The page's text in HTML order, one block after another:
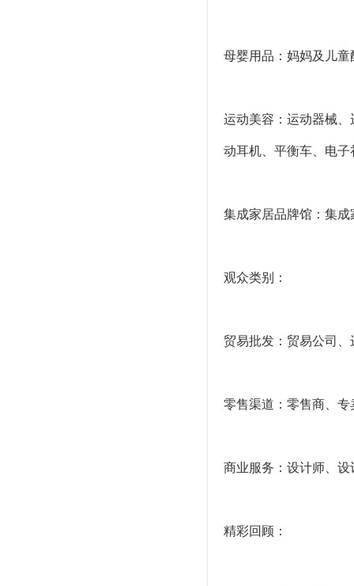
母婴用品：妈妈及儿
运动美容：运动器械
动耳机、平衡车、电子
集成家居品牌馆：集
观众类别：
贸易批发：贸易公司
零售渠道：零售商、
商业服务：设计师、
精彩回顾：